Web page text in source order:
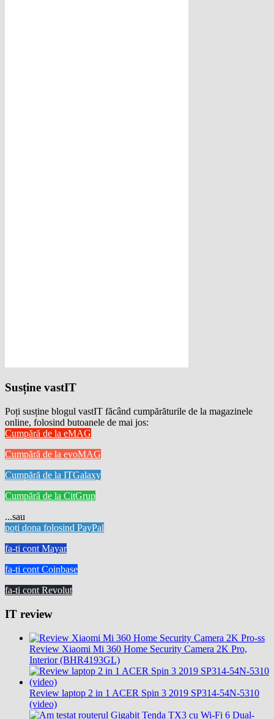
Susține vastIT
Poți susține blogul vastIT făcând cumpărăturile de la magazinele
online, folosind butoanele de mai jos:
Cumpără de la eMAG
Cumpără de la evoMAG
Cumpără de la ITGalaxy
Cumpără de la CitGrup
...sau
poți dona folosind PayPal
fa-ti cont Mayar
fa-ti cont Coinbase
fa-ti cont Revolut
IT review
Review Xiaomi Mi 360 Home Security Camera 2K Pro,
Interior (BHR4193GL)
Review laptop 2 in 1 ACER Spin 3 2019 SP314-54N-5310
(video)